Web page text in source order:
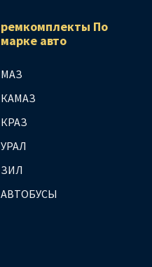
ремкомплекты По
марке авто
МАЗ
КАМАЗ
КРАЗ
УРАЛ
ЗИЛ
АВТОБУСЫ